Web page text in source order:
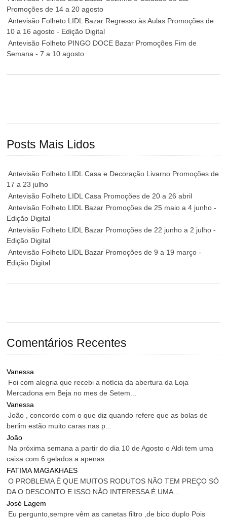
Promoções de 14 a 20 agosto
Antevisão Folheto LIDL Bazar Regresso às Aulas Promoções de
10 a 16 agosto - Edição Digital
Antevisão Folheto PINGO DOCE Bazar Promoções Fim de
Semana - 7 a 10 agosto
Posts Mais Lidos
Antevisão Folheto LIDL Casa e Decoração Livarno Promoções de
17 a 23 julho
Antevisão Folheto LIDL Casa Promoções de 20 a 26 abril
Antevisão Folheto LIDL Bazar Promoções de 25 maio a 4 junho -
Edição Digital
Antevisão Folheto LIDL Bazar Promoções de 22 junho a 2 julho -
Edição Digital
Antevisão Folheto LIDL Bazar Promoções de 9 a 19 março -
Edição Digital
Comentários Recentes
Vanessa
Foi com alegria que recebi a notícia da abertura da Loja
Mercadona em Beja no mes de Setem...
Vanessa
João , concordo com o que diz quando refere que as bolas de
berlim estão muito caras nas p...
João
Na próxima semana a partir do dia 10 de Agosto o Aldi tem uma
caixa com 6 gelados a apenas...
FATIMA MAGAKHAES
O PROBLEMA É QUE MUITOS RODUTOS NÃO TEM PREÇO SÓ
DA O DESCONTO E ISSO NÃO INTERESSA É UMA...
José Lagem
Eu pergunto,sempre vêm as canetas filtro ,de bico duplo Pois